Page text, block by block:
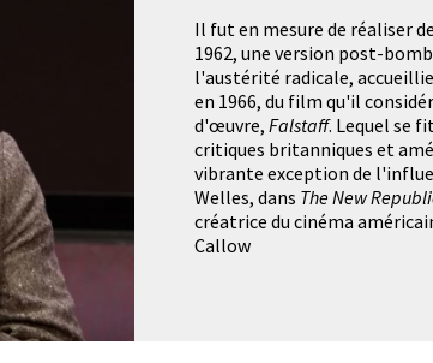
Il fut en mesure de réaliser
1962, une version post-
l'austérité radicale,
en 1966, du film qu'il
d'œuvre, Falstaff. Lequel se
critiques britanniques et
vibrante exception de
Welles, dans The New
créatrice du cinéma
Callow